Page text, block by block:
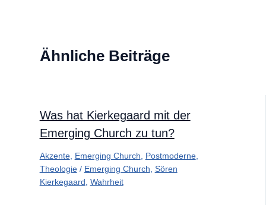
Ähnliche Beiträge
Was hat Kierkegaard mit der
Emerging Church zu tun?
Akzente, Emerging Church Postmoderne,
Theologie/ Emerging Church Sören
Kierkegaard Wahrheit